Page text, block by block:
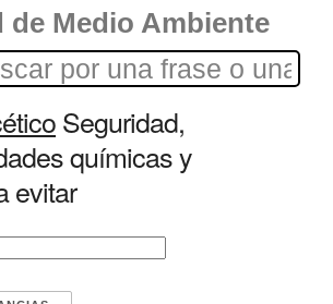
de Medio Ambiente
Seguridad,
químicas y
evitar